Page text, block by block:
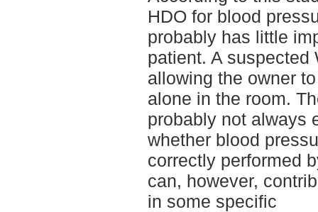
HDO for blood
probably has little
patient. A suspected
allowing the owner
alone in the room.
probably not always
whether blood
correctly performed
can, however,
in some specific